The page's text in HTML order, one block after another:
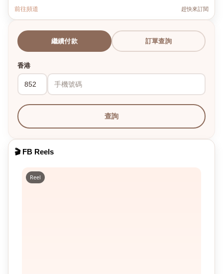
前往頻道 趕快來訂閱
繼續付款 訂單查詢
香港
查詢
🎬 FB Reels
Reel